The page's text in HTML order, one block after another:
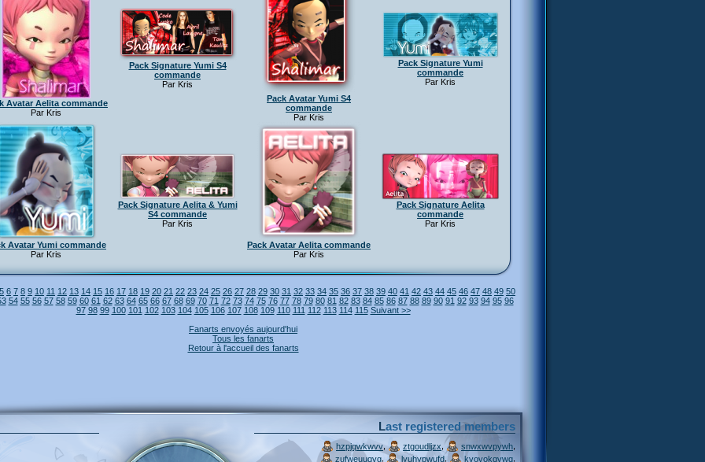
Avatar Aelita commande
Par Kris
Pack Signature Yumi S4
commande
Par Kris
Pack Avatar Yumi S4
commande
Par Kris
Pack Signature Yumi
commande
Par Kris
Avatar Yumi commande
Par Kris
Pack Signature Aelita & Yumi
S4 commande
Par Kris
Pack Avatar Aelita commande
Par Kris
Pack Signature Aelita
commande
Par Kris
5 6 7 8 9 10 11 12 13 14 15 16 17 18 19 20 21 22 23 24 25 26 27 28 29 30 31 32 33 34 35 36 37 38 39 40 41 42 43 44 45 46 47 48 49 50
54 55 56 57 58 59 60 61 62 63 64 65 66 67 68 69 70 71 72 73 74 75 76 77 78 79 80 81 82 83 84 85 86 87 88 89 90 91 92 93 94 95 96
97 98 99 100 101 102 103 104 105 106 107 108 109 110 111 112 113 114 115 Suivant >>
Fanarts envoyés aujourd'hui
Tous les fanarts
Retour à l'accueil des fanarts
Last registered members
hzpjqwkwvv, ztgoudljzx , snwxwvpywh
zufweuuqvg
lyuhypwufd , kvovokqvwq